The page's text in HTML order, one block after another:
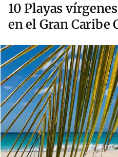
10 Playas
en el Gran Caribe